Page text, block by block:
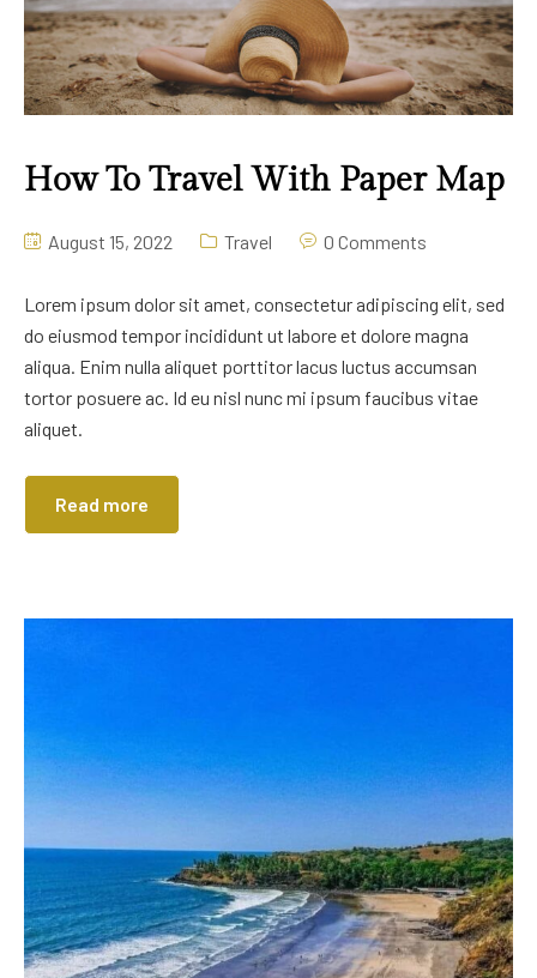
How To Travel With Paper Map
August 15, 2022 Travel 0 Comments
Lorem ipsum dolor sit amet, consectetur adipiscing elit, sed
do eiusmod tempor incididunt ut labore et dolore magna
aliqua. Enim nulla aliquet porttitor lacus luctus accumsan
tortor posuere ac. Id eu nisl nunc mi ipsum faucibus vitae
aliquet.
Read more